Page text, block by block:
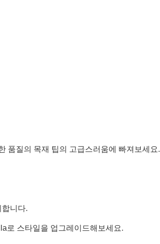
품질의 목재 팁의 고급스러움에 빠져보세요.
니다.
로 스타일을 업그레이드해보세요.